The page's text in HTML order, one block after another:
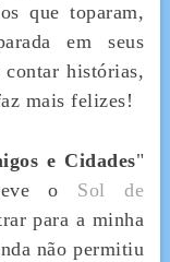
que toparam,
em seus
contar histórias,
mais felizes!
e Cidades"
o Sol de
para a minha
não permitiu